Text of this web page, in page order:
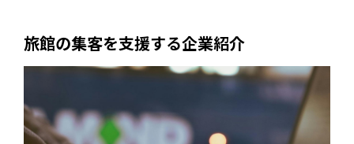
旅館の集客を支援する企業紹介